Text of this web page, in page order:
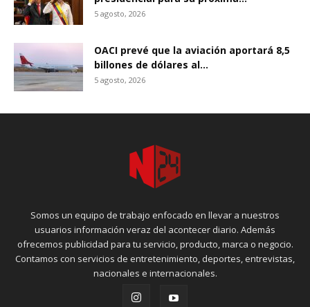
5 agosto, 2026
OACI prevé que la aviación aportará 8,5
billones de dólares al...
5 agosto, 2026
Somos un equipo de trabajo enfocado en llevar a nuestros
usuarios información veraz del acontecer diario. Además
ofrecemos publicidad para tu servicio, producto, marca o negocio.
Contamos con servicios de entretenimiento, deportes, entrevistas,
nacionales e internacionales.